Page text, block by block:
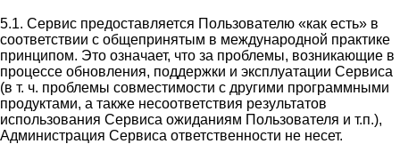
5.1. Сервис предоставляется Пользователю «как есть» в
соответствии с общепринятым в международной практике
принципом. Это означает, что за проблемы, возникающие в
процессе обновления, поддержки и эксплуатации Сервиса
(в т. ч. проблемы совместимости с другими программными
продуктами, а также несоответствия результатов
использования Сервиса ожиданиям Пользователя и т.п.),
Администрация Сервиса ответственности не несет.